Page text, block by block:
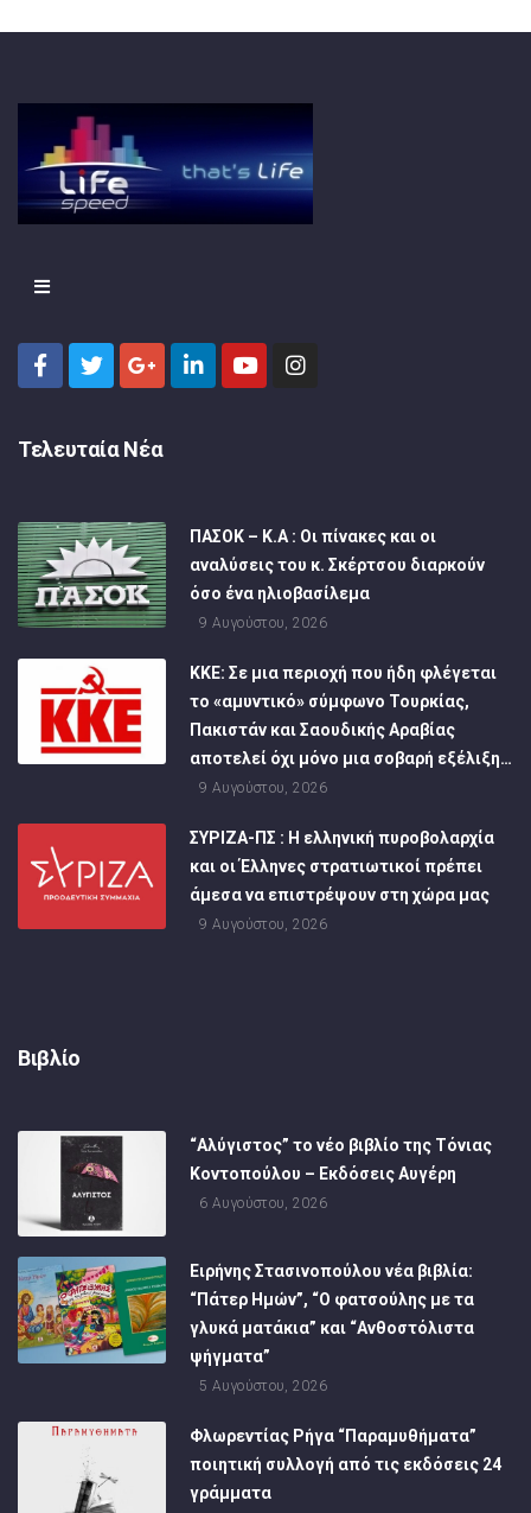
Τελευταία Νέα
ΠΑΣΟΚ – Κ.Α : Οι πίνακες και οι
αναλύσεις του κ. Σκέρτσου διαρκούν
όσο ένα ηλιοβασίλεμα
9 Αυγούστου, 2026
ΚΚΕ: Σε μια περιοχή που ήδη φλέγεται
το «αμυντικό» σύμφωνο Τουρκίας,
Πακιστάν και Σαουδικής Αραβίας
αποτελεί όχι μόνο μια σοβαρή εξέλιξη…
9 Αυγούστου, 2026
ΣΥΡΙΖΑ-ΠΣ : Η ελληνική πυροβολαρχία
και οι Έλληνες στρατιωτικοί πρέπει
άμεσα να επιστρέψουν στη χώρα μας
9 Αυγούστου, 2026
Βιβλίο
“Αλύγιστος” το νέο βιβλίο της Τόνιας
Κοντοπούλου – Εκδόσεις Αυγέρη
6 Αυγούστου, 2026
Ειρήνης Στασινοπούλου νέα βιβλία:
“Πάτερ Ημών”, “Ο φατσούλης με τα
γλυκά ματάκια” και “Ανθοστόλιστα
ψήγματα”
5 Αυγούστου, 2026
Φλωρεντίας Ρήγα “Παραμυθήματα”
ποιητική συλλογή από τις εκδόσεις 24
γράμματα